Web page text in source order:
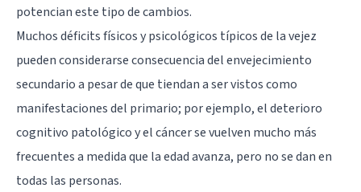
potencian este tipo de cambios.
Muchos déficits físicos y psicológicos típicos de la vejez
pueden considerarse consecuencia del envejecimiento
secundario a pesar de que tiendan a ser vistos como
manifestaciones del primario; por ejemplo, el deterioro
cognitivo patológico y el cáncer se vuelven mucho más
frecuentes a medida que la edad avanza, pero no se dan en
todas las personas.